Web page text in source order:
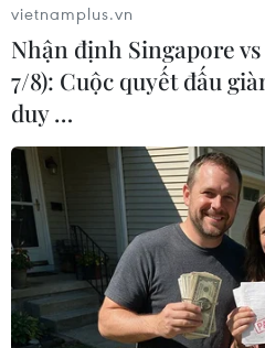
Chính phủ Mỹ cân
cho các ngân hàng
26/03/2023 04:39
Các ngân hàng Mỹ đã tìm
kỷ lục từ Fed trong tháng
hàng Silicon Valley Bank và
vietnamplus.vn
Nhận định Singapore
7/8): Cuộc quyết đấu
duy …